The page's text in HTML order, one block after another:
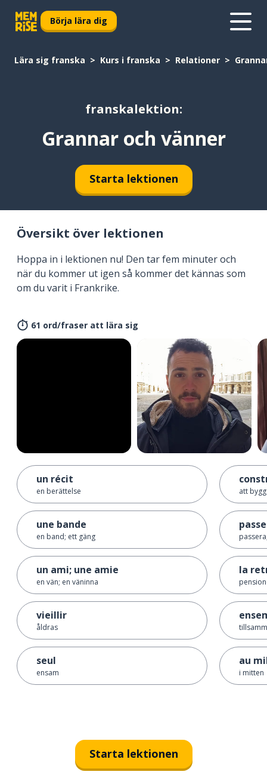
Börja lära dig
Lära sig franska Kurs i franska Relationer
franskalektion:
Grannar och vänner
Starta lektionen
Översikt över lektionen
Hoppa in i lektionen nu! Den tar fem minuter och
när du kommer ut igen så kommer det kännas som
om du varit i Frankrike.
61 ord/fraser att lära sig
un récit
en berättelse
une bande
en band; ett gäng
un ami; une amie
en vän; en väninna
vieillir
åldras
seul
ensam
att
la
au
i mitten
Starta lektionen